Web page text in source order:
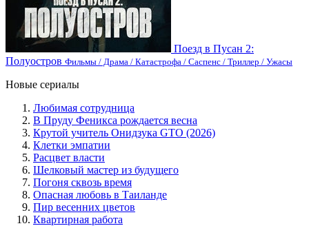
Поезд в Пусан 2:
Полуостров Фильмы / Драма / Катастрофа / Саспенс / Триллер / Ужасы
Новые сериалы
Любимая сотрудница
В Пруду Феникса рождается весна
Крутой учитель Онидзука GTO (2026)
Клетки эмпатии
Расцвет власти
Шелковый мастер из будущего
Погоня сквозь время
Опасная любовь в Таиланде
Пир весенних цветов
Квартирная работа